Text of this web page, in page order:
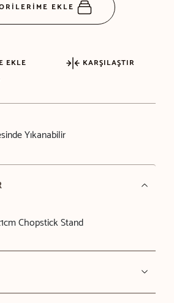
EKLE
EKLE
KARŞILAŞTIR
Yıkanabilir
Chopstick Stand